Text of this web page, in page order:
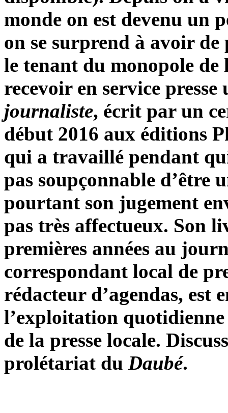
monde on est devenu un
on se surprend à avoir de
le tenant du monopole
recevoir en service
journaliste, écrit par un
début 2016 aux éditions
qui a travaillé pendant
pas soupçonnable d’être
pourtant son jugement
pas très affectueux. Son
premières années au
correspondant local de
rédacteur d’agendas, est
l’exploitation
de la presse locale.
prolétariat du Daubé.